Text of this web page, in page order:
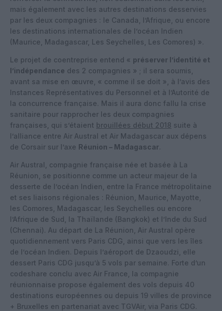
mais également avec les autres destinations desservies
par les deux compagnies : le Canada, l’Afrique, ou encore
les destinations internationales de l’océan Indien
(Maurice, Madagascar, Les Seychelles, Les Comores) ».
Le projet de coentreprise entend « préserver l’identité et
l’indépendance des 2 compagnies » ; il sera soumis,
avant sa mise en œuvre, « comme il se doit », à l’avis des
Instances Représentatives du Personnel et à l’Autorité de
la concurrence française. Mais il aura donc fallu la crise
sanitaire pour rapprocher les deux compagnies
françaises, qui s’étaient brouillées début 2018 suite à
l’alliance entre Air Austral et Air Madagascar aux dépens
de Corsair sur l’axe Réunion – Madagascar.
Air Austral, compagnie française née et basée à La
Réunion, se positionne comme un acteur majeur de la
desserte de l’océan Indien, entre la France métropolitaine
et ses liaisons régionales : Réunion, Maurice, Mayotte,
les Comores, Madagascar, les Seychelles ou encore
l’Afrique de Sud, la Thaïlande (Bangkok) et l’Inde du Sud
(Chennai). Au départ de La Réunion, Air Austral opère
quotidiennement vers Paris CDG, ainsi que vers les îles
de l’océan Indien. Depuis l’aéroport de Dzaoudzi, elle
dessert Paris CDG jusqu’à 5 vols par semaine. Forte d’un
codeshare conclu avec Air France, la compagnie
réunionnaise propose également des vols depuis 40
destinations européennes ou depuis 19 villes de province
+ Bruxelles en partenariat avec TGVAir, via Paris CDG.